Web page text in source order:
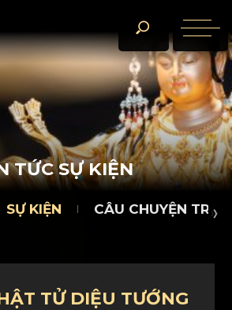
CÂU CHUYỆN TRÀ ĐÀM
TỨC SỰ KIỆN
SỰ KIỆN CÂU CHUYỆN TRÀ
TỬ DIỆU TƯỚNG